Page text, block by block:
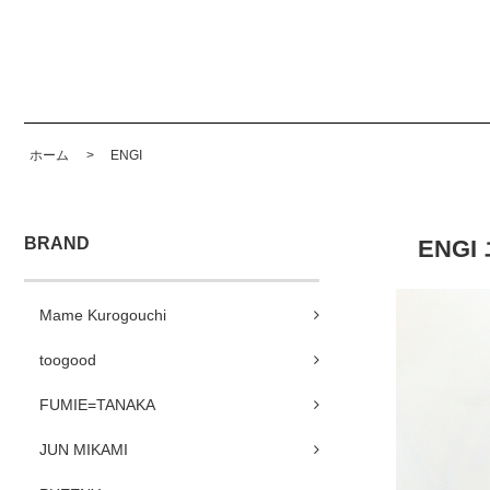
ホーム > ENGI
BRAND
Mame Kurogouchi
toogood
FUMIE=TANAKA
JUN MIKAMI
ENGI